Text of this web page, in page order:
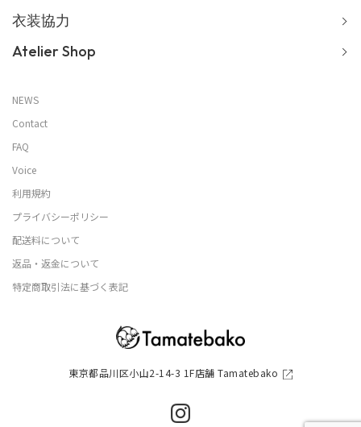
東京都品川区小山2-14-3 1F店舗 Tamatebako
衣装協力
Atelier Shop
NEWS
Contact
FAQ
Voice
利用規約
プライバシーポリシー
配送料について
返品・返金について
特定商取引法に基づく表記